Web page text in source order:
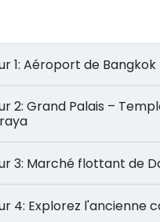
Jour 1: Aéroport de
du Bouddha Couché – Croisière sur le fleuve Chao
Jour 3: Marché flottant
Jour 4: Explorez